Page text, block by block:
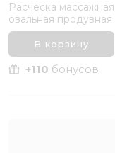
Расческа массажная
овальная продувная
нейлоновой щетиной
BRUAR FLEXY
В корзину
+110 бонусов